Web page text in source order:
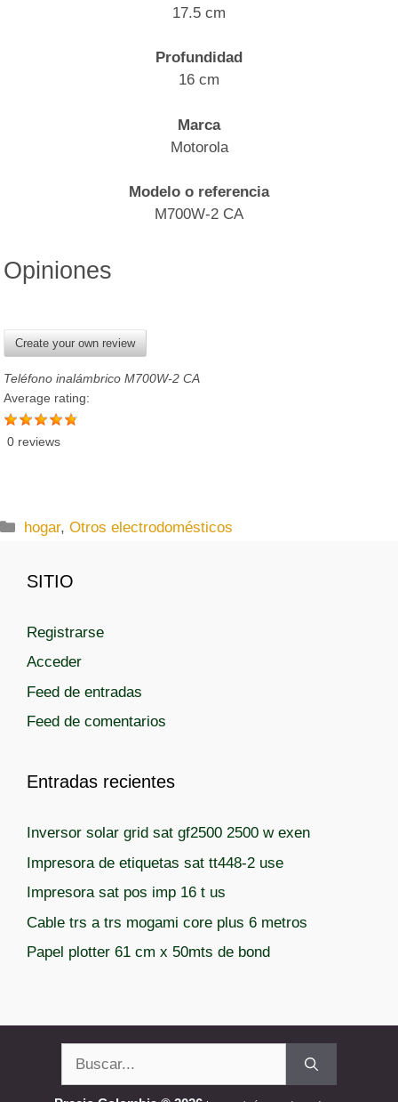
17.5 cm
Profundidad
16 cm
Marca
Motorola
Modelo o referencia
M700W-2 CA
Opiniones
Create your own review
Teléfono inalámbrico M700W-2 CA
Average rating:
0 reviews
C
e
o
r
a
s
hogar,Otros electrodomésticos
SITIO
Registrarse
Acceder
Feed de entradas
Feed de comentarios
Entradas recientes
Inversor solar grid sat gf2500 2500 w exen
Impresora de etiquetas sat tt448-2 use
Impresora sat pos imp 16 t us
Cable trs a trs mogami core plus 6 metros
Papel plotter 61 cm x 50mts de bond